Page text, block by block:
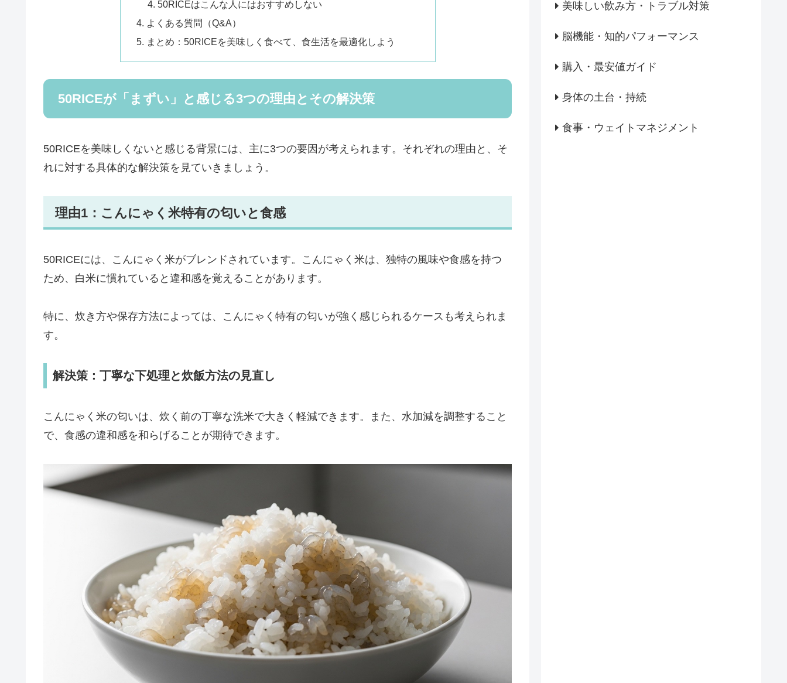
50RICEはこんな人にはおすすめしない
よくある質問（Q&A）
まとめ：50RICEを美味しく食べて、食生活を最適化しよう
50RICEが「まずい」と感じる3つの理由とその解決策
50RICEを美味しくないと感じる背景には、主に3つの要因が考えられます。それぞれの理由と、そ
れに対する具体的な解決策を見ていきましょう。
理由1：こんにゃく米特有の匂いと食感
50RICEには、こんにゃく米がブレンドされています。こんにゃく米は、独特の風味や食感を持つ
ため、白米に慣れていると違和感を覚えることがあります。
特に、炊き方や保存方法によっては、こんにゃく特有の匂いが強く感じられるケースも考えられま
す。
解決策：丁寧な下処理と炊飯方法の見直し
こんにゃく米の匂いは、炊く前の丁寧な洗米で大きく軽減できます。また、水加減を調整すること
で、食感の違和感を和らげることが期待できます。
美味しい飲み方・トラブル対策
脳機能・知的パフォーマンス
購入・最安値ガイド
身体の土台・持続
食事・ウェイトマネジメント